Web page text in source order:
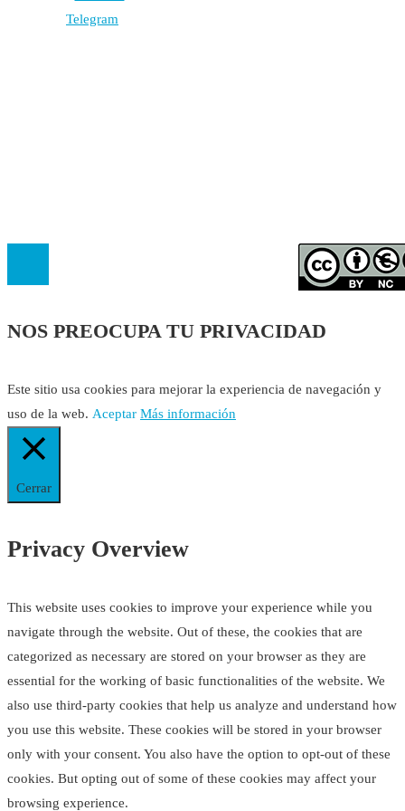
NOS PREOCUPA TU PRIVACIDAD
Este sitio usa cookies para mejorar la experiencia de navegación y
uso de la web. Aceptar Más información
Cerrar
Privacy Overview
This website uses cookies to improve your experience while you
navigate through the website. Out of these, the cookies that are
categorized as necessary are stored on your browser as they are
essential for the working of basic functionalities of the website. We
also use third-party cookies that help us analyze and understand how
you use this website. These cookies will be stored in your browser
only with your consent. You also have the option to opt-out of these
cookies. But opting out of some of these cookies may affect your
browsing experience.